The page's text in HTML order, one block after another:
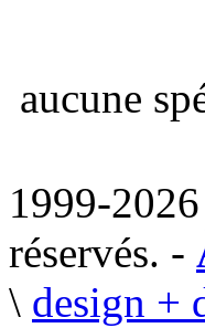
aucune
1999-
réservés. -
\ design +